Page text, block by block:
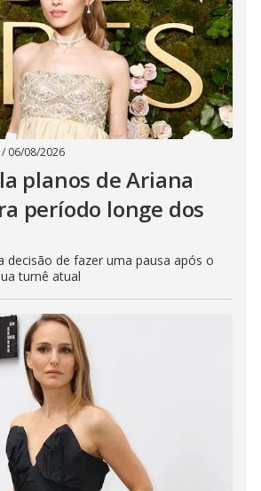
/ 06/08/2026
planos de Ariana
período longe dos
decisão de fazer uma pausa após o
turnê atual